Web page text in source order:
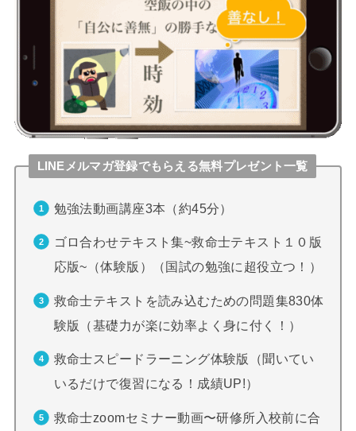
LINEメルマガ登録でもらえる無料プレゼント一覧
勉強法動画講座3本（約45分）
ゴロ合わせテキスト集~救命士テキスト１０版
応版~（体験版）（国試の勉強に超役立つ！）
救命士テキストを読み込むための問題集830体
験版（基礎力が楽に効率よく身に付く！）
救命士スピードラーニング体験版（聞いてい
いるだけで復習になる！成績UP!）
救命士zoomセミナー動画〜研修所入校前に合